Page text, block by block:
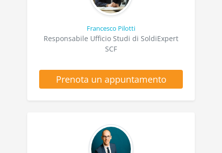
Francesco Pilotti
Responsabile Ufficio Studi di SoldiExpert
SCF
Prenota un appuntamento